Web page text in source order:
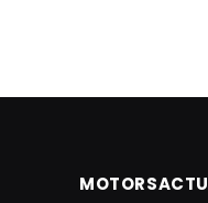
MOTORSACTU